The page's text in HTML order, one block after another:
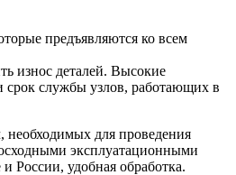
предъявляются ко всем
износ деталей. Высокие
срок службы узлов, работающих в
необходимых для проведения
эксплуатационными
России, удобная обработка.